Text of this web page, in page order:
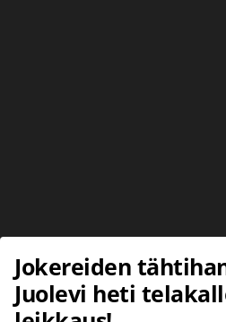
Jokereiden
Juolevi heti